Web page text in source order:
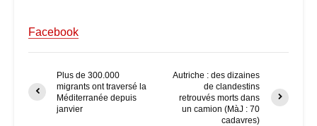
Facebook
Plus de 300.000
migrants ont traversé la
Méditerranée depuis
janvier
Autriche : des dizaines
de clandestins
retrouvés morts dans
un camion (MàJ : 70
cadavres)